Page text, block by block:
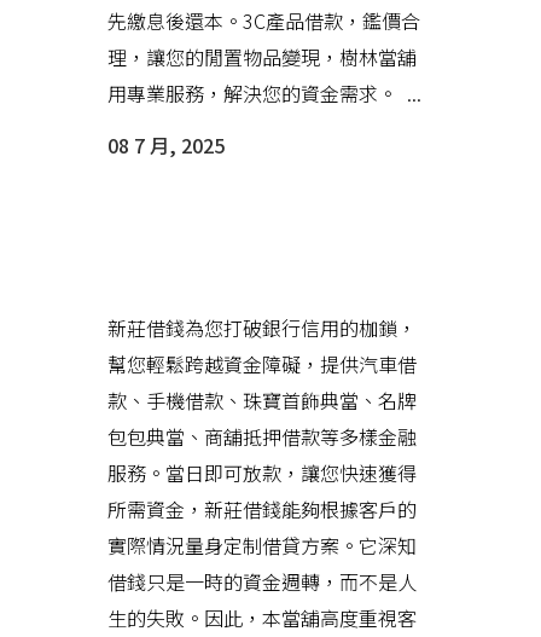
先繳息後還本。3C產品借款，鑑價合
理，讓您的閒置物品變現，樹林當舖
用專業服務，解決您的資金需求。 ...
08 7 月, 2025
新莊借錢為您打破銀行信用的枷鎖，
幫您輕鬆跨越資金障礙，提供汽車借
款、手機借款、珠寶首飾典當、名牌
包包典當、商舖抵押借款等多樣金融
服務。當日即可放款，讓您快速獲得
所需資金，新莊借錢能夠根據客戶的
實際情況量身定制借貸方案。它深知
借錢只是一時的資金週轉，而不是人
生的失敗。因此，本當舖高度重視客